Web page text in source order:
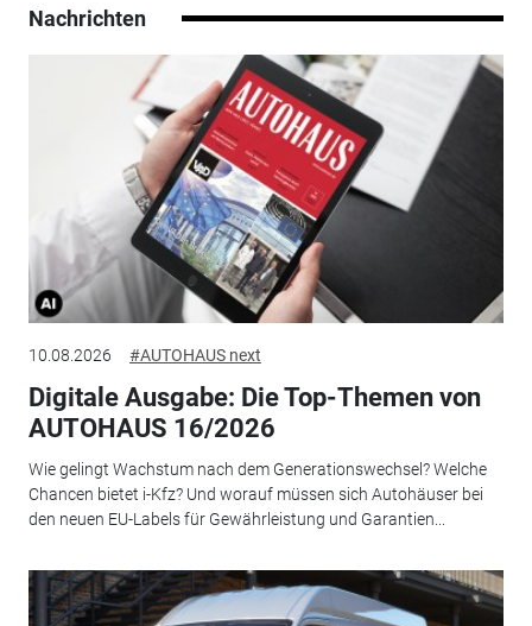
Nachrichten
10.08.2026 #AUTOHAUS next
Digitale Ausgabe: Die Top-Themen von
AUTOHAUS 16/2026
Wie gelingt Wachstum nach dem Generationswechsel? Welche
Chancen bietet i-Kfz? Und worauf müssen sich Autohäuser bei
den neuen EU-Labels für Gewährleistung und Garantien...